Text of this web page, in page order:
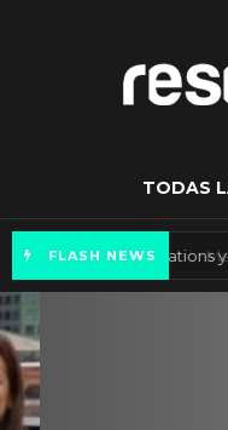
TODAS
FLASH NEWS Axis